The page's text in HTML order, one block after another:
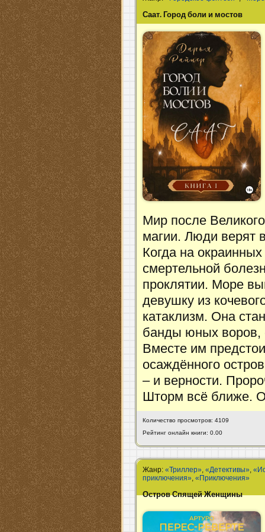
Саат. Город боли и мостов
Мир после
магии. Люди верят
Когда на
смертельной
проклятии. Море
девушку из
катаклизм. Она
банды юных воров,
Вместе им
осаждённого
– и верности.
Шторм всё ближе.
Количество просмотров: 4109
Рейтинг онлайн книги: 0.00
Жанр:«Триллер»,«Детективы»,
приключения»,«Приключения»
Остров Спящей Женщины